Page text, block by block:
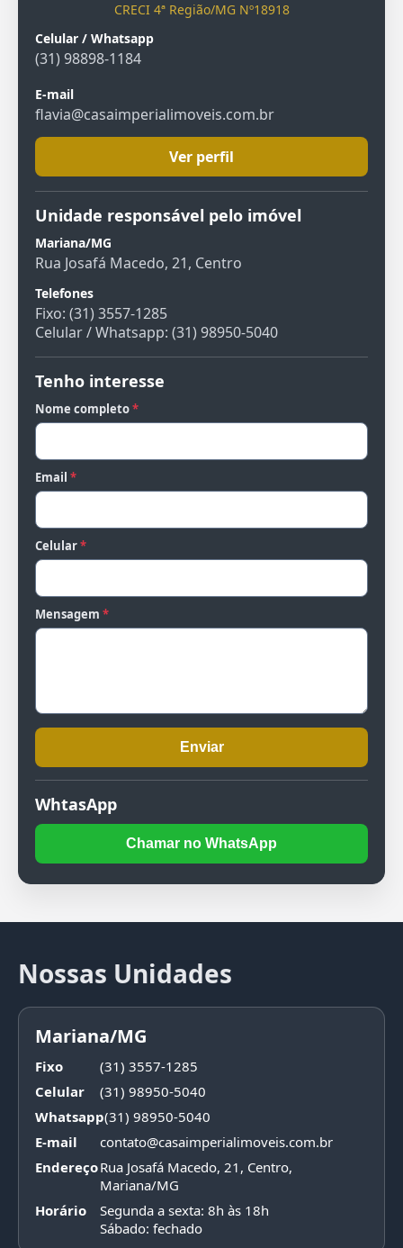
CRECI 4ª Região/MG Nº18918
Celular / Whatsapp
(31) 98898-1184
E-mail
flavia@casaimperialimoveis.com.br
Ver perfil
Unidade responsável pelo imóvel
Mariana/MG
Rua Josafá Macedo, 21, Centro
Telefones
Fixo: (31) 3557-1285
Celular / Whatsapp: (31) 98950-5040
Tenho interesse
Nome completo*
Email *
Celular*
Mensagem *
Enviar
WhtasApp
Chamar no WhatsApp
Nossas Unidades
Mariana/MG
Fixo
(31) 3557-1285
Celular
(31) 98950-5040
Whatsapp(31) 98950-5040
E-mail
contato@casaimperialimoveis.com.br
EndereçoRua Josafá Macedo, 21, Centro,
Mariana/MG
Horário
Segunda a sexta: 8h às 18h
Sábado: fechado